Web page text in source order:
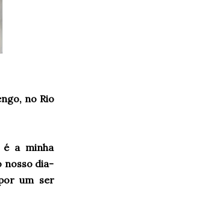
no Rio
é a minha
nosso dia-
um ser